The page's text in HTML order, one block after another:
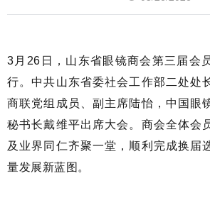
3 月 26 日，山东省眼镜商会第三届会
行。中共山东省委社会工作部二处处
商联党组成员、副主席陆怡，中国眼
秘书长戴维平出席大会。商会全体会
及业界同仁齐聚一堂，顺利完成换届
量发展新蓝图。